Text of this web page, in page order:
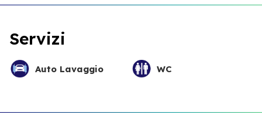
Servizi
Auto Lavaggio WC